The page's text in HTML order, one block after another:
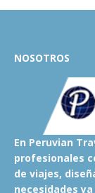
NOSOTROS
En Peruvian
profesionales
de viajes,
necesidades